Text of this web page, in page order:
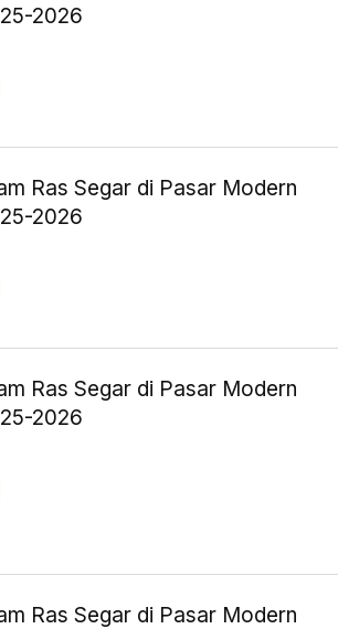
2026
Ras Segar di Pasar Modern
2026
Ras Segar di Pasar Modern
2026
Ras Segar di Pasar Modern